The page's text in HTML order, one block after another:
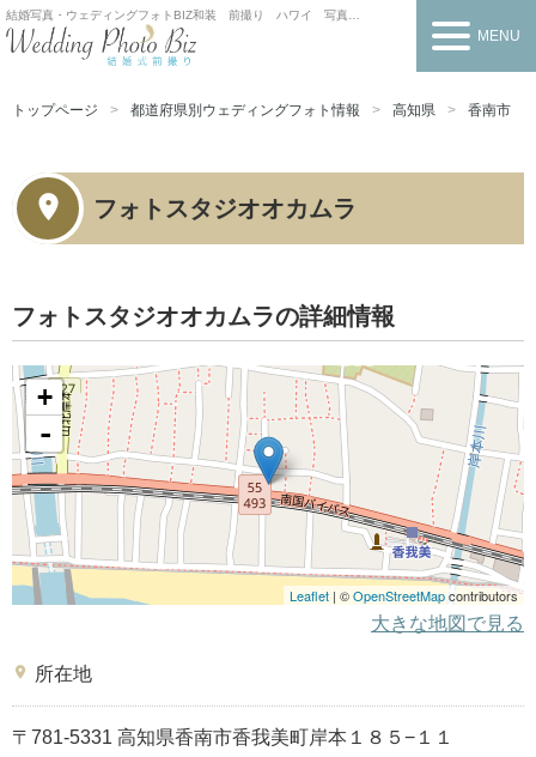
結婚写真・ウェディングフォトBIZ和装 前撮り ハワイ 写真だけの結婚式
MENU
トップページ 都道府県別ウェディングフォト情報 高知県 香南市
フォトスタジオオカムラ
フォトスタジオオカムラの詳細情報
+
-
Leaflet | ©OpenStreetMapcontributors
大きな地図で見る
place 所在地
〒781-5331 高知県香南市香我美町岸本１８５−１１